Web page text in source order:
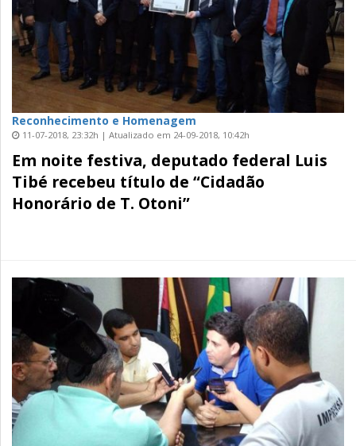
Reconhecimento e Homenagem
11-07-2018, 23:32h | Atualizado em 24-09-2018, 10:42h
Em noite festiva, deputado federal Luis
Tibé recebeu título de “Cidadão
Honorário de T. Otoni”